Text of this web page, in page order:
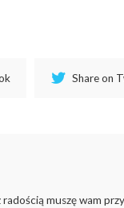
Share on
muszę wam